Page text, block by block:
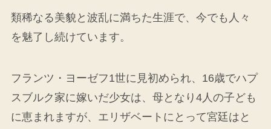
類稀なる美貌と波乱に満ちた生涯で、今でも人々
を魅了し続けています。
フランツ・ヨーゼフ1世に見初められ、16歳でハプ
スブルク家に嫁いだ少女は、母となり4人の子ども
に恵まれますが、エリザベートにとって宮廷はと